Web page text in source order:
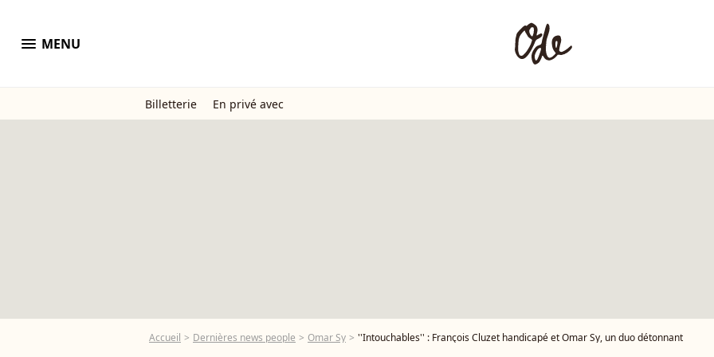
menu MENU
Billetterie En privé avec
Accueil Dernières news people Omar Sy ''Intouchables'' : François Cluzet handicapé et Omar Sy, un duo détonnant